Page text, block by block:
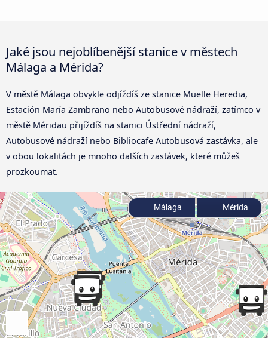
Jaké jsou nejoblíbenější stanice v městech
Málaga a Mérida?
V městě Málaga obvykle odjíždíš ze stanice Muelle Heredia,
Estación María Zambrano nebo Autobusové nádraží, zatímco v
městě Méridau přijíždíš na stanici Ústřední nádraží,
Autobusové nádraží nebo Bibliocafe Autobusová zastávka, ale
v obou lokalitách je mnoho dalších zastávek, které můžeš
prozkoumat.
Málaga Mérida